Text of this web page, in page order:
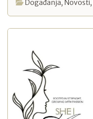
Događanja, Novosti,